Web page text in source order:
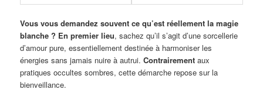
Vous vous demandez souvent ce qu’est réellement la magie
blanche ? En premier lieu, sachez qu’il s’agit d’une sorcellerie
d’amour pure, essentiellement destinée à harmoniser les
énergies sans jamais nuire à autrui.Contrairement aux
pratiques occultes sombres, cette démarche repose sur la
bienveillance.